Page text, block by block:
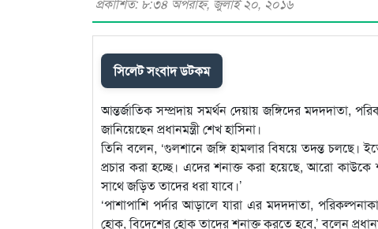
সিলেট সংবাদ ডটকম
আন্তর্জাতিক সম্প্রদায় সমর্থন দেয়ায় জঙ্গিদের মদদদাতা,
জানিয়েছেন প্রধানমন্ত্রী শেখ হাসিনা।
তিনি বলেন, ‘গুলশানে জঙ্গি হামলার বিষয়ে তদন্ত
প্রচার করা হচ্ছে। এদের শনাক্ত করা হয়েছে, আরো কাউকে
সাথে জড়িত তাদের ধরা যাবে।’
‘পাশাপাশি পর্দার আড়ালে যারা এর মদদদাতা,
হোক, বিদেশের হোক তাদের শনাক্ত করতে হবে,’ বলেন